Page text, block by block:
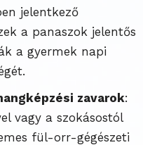
jelentkező
a panaszok jelentős
a gyermek napi
zavarok:
vagy a szokásostól
fül-orr-gégészeti